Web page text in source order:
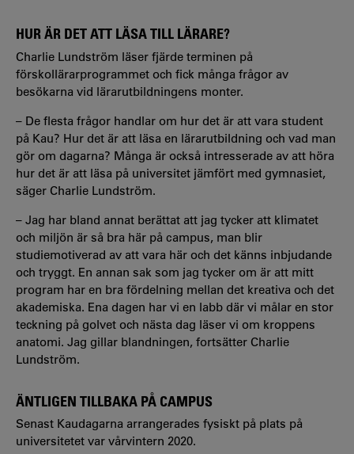
HUR ÄR DET ATT LÄSA TILL LÄRARE?
Charlie Lundström läser fjärde terminen på
förskollärarprogrammet och fick många frågor av
besökarna vid lärarutbildningens monter.
– De flesta frågor handlar om hur det är att vara student
på Kau? Hur det är att läsa en lärarutbildning och vad man
gör om dagarna? Många är också intresserade av att höra
hur det är att läsa på universitet jämfört med gymnasiet,
säger Charlie Lundström.
– Jag har bland annat berättat att jag tycker att klimatet
och miljön är så bra här på campus, man blir
studiemotiverad av att vara här och det känns inbjudande
och tryggt. En annan sak som jag tycker om är att mitt
program har en bra fördelning mellan det kreativa och det
akademiska. Ena dagen har vi en labb där vi målar en stor
teckning på golvet och nästa dag läser vi om kroppens
anatomi. Jag gillar blandningen, fortsätter Charlie
Lundström.
ÄNTLIGEN TILLBAKA PÅ CAMPUS
Senast Kaudagarna arrangerades fysiskt på plats på
universitetet var vårvintern 2020.